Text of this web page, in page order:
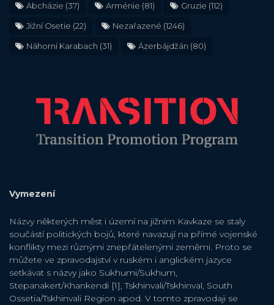
Abcházie (37) Arménie (81) Gruzie (112)
Jižní Osetie (22) Nezařazené (1246)
Náhorní Karabach (31) Ázerbájdžán (80)
Vymezení
Názvy některých měst i území na jižním Kavkaze se staly
součástí politických bojů, které navazují na přímé vojenské
konflikty mezi různými znepřátelenými zeměmi. Proto se
můžete ve zpravodajství v ruském i anglickém jazyce
setkávat s názvy jako Sukhumi/Sukhum,
Stepanakert/Khankendi [1], Tskhinvali/Tskhinval, South
Ossetia/Tskhinvali Region apod. V tomto zpravodaji se